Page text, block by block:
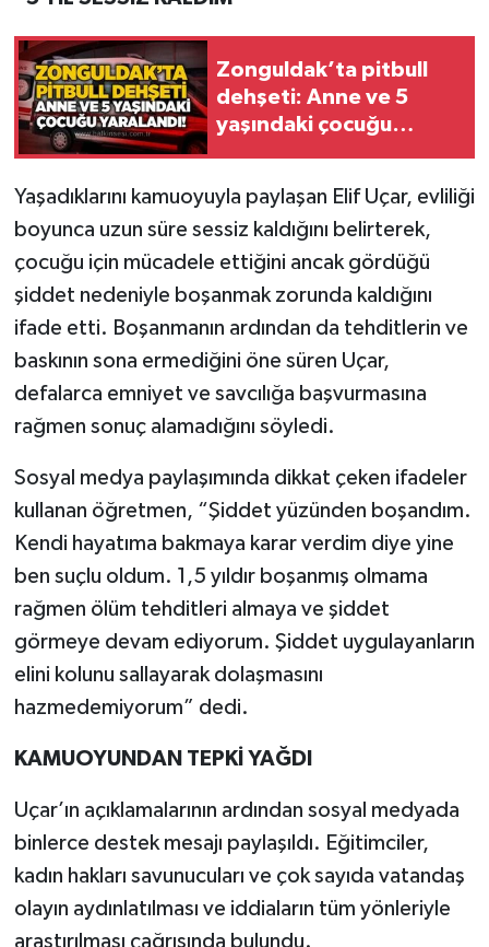
Zonguldak’ta pitbull
dehşeti: Anne ve 5
yaşındaki çocuğu
Yaşadıklarını kamuoyuyla paylaşan Elif Uçar, evliliği
boyunca uzun süre sessiz kaldığını belirterek,
çocuğu için mücadele ettiğini ancak gördüğü
şiddet nedeniyle boşanmak zorunda kaldığını
ifade etti. Boşanmanın ardından da tehditlerin ve
baskının sona ermediğini öne süren Uçar,
defalarca emniyet ve savcılığa başvurmasına
rağmen sonuç alamadığını söyledi.
Sosyal medya paylaşımında dikkat çeken ifadeler
kullanan öğretmen, “Şiddet yüzünden boşandım.
Kendi hayatıma bakmaya karar verdim diye yine
ben suçlu oldum. 1,5 yıldır boşanmış olmama
rağmen ölüm tehditleri almaya ve şiddet
görmeye devam ediyorum. Şiddet uygulayanların
elini kolunu sallayarak dolaşmasını
hazmedemiyorum” dedi.
KAMUOYUNDAN TEPKİ YAĞDI
Uçar’ın açıklamalarının ardından sosyal medyada
binlerce destek mesajı paylaşıldı. Eğitimciler,
kadın hakları savunucuları ve çok sayıda vatandaş
olayın aydınlatılması ve iddiaların tüm yönleriyle
araştırılması çağrısında bulundu.